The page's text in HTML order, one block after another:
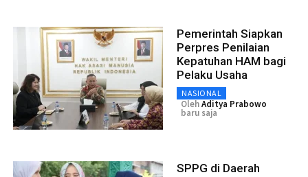
Pemerintah Siapkan
Perpres Penilaian
Kepatuhan HAM bagi
Pelaku Usaha
NASIONAL
OlehAditya Prabowo
baru saja
SPPG di Daerah